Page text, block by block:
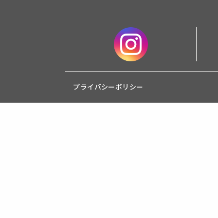
プライバシーポリシー